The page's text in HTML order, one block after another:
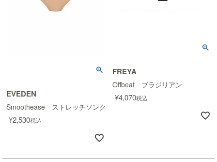
EVEDEN
Smoothease ストレッチソング
¥2,530税込
FREYA
Offbeat ブラジリアン
¥4,070税込